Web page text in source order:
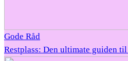
Gode Råd
Restplass: Den ultimate guiden